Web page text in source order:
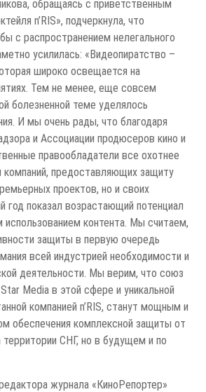
обращаясь с приветственным
n’RIS», подчеркнула, что
с распространением нелегального
усилилась: «Видеопиратство –
широко освещается на
Тем не менее, еще совсем
болезненной теме уделялось
И мы очень рады, что благодаря
и Ассоциации продюсеров кино и
правообладатели все охотнее
компаний, предоставляющих защиту
проектов, но и своих
год показал возрастающий потенциал
контента. Мы считаем,
защиты в первую очередь
всей индустрией необходимости и
деятельности. Мы верим, что союз
Media в этой сфере и уникальной
компанией n’RIS, станут мощным и
обеспечения комплексной защиты от
территории СНГ, но в будущем и по
журнала «КиноРепортер»